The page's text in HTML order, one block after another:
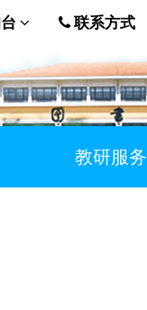
台 联系方式
教研服务